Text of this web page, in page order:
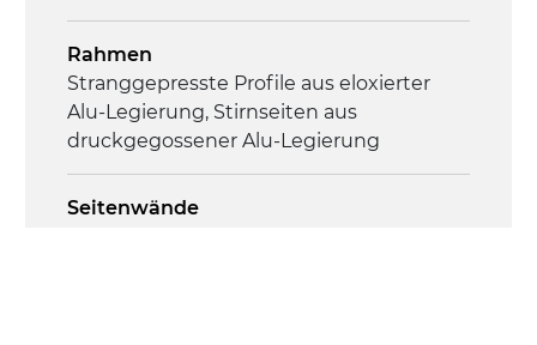
Rahmen
Stranggepresste Profile aus eloxierter
Alu-Legierung, Stirnseiten aus
druckgegossener Alu-Legierung
Seitenwände